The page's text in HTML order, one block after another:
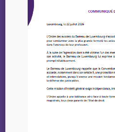
Ligue Santé
Programme
formation